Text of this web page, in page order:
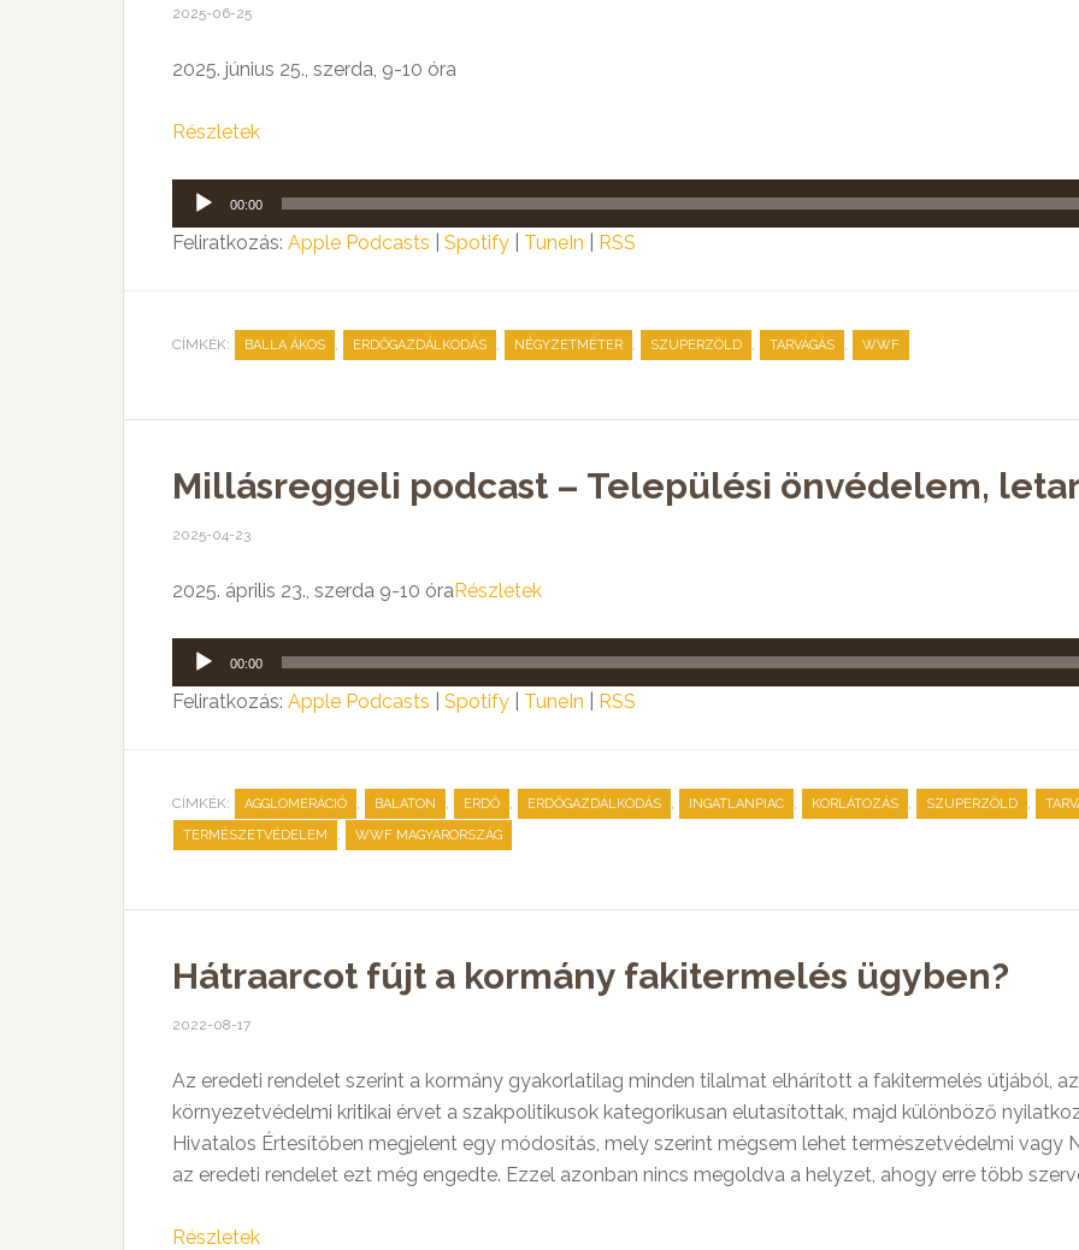
2025-06-25
2025. június 25., szerda, 9-10 óra
Részletek
Audió
lejátszó
00:00
Feliratkozás: Apple Podcasts Spotify TuneIn RSS
CÍMKÉK: BALLA ÁKOS , ERDŐGAZDÁLKODÁS , NÉGYZETMÉTER , SZUPERZÖLD , TARVÁGÁS , WWF
Millásreggeli podcast – Települési önvédelem,
2025-04-23
2025. április 23., szerda 9-10 óraRészletek
Audió
lejátszó
00:00
Feliratkozás: Apple Podcasts Spotify TuneIn RSS
CÍMKÉK: AGGLOMERÁCIÓ , BALATON , ERDŐ , ERDŐGAZDÁLKODÁS , INGATLANPIAC , KORLÁTOZÁS , SZUPERZÖLD ,
TERMÉSZETVÉDELEM , WWF MAGYARORSZÁG
Hátraarcot fújt a kormány fakitermelés ügyben?
2022-08-17
Az eredeti rendelet szerint a kormány gyakorlatilag minden tilalmat elhárított a fakitermelés útjából,
környezetvédelmi kritikai érvet a szakpolitikusok kategorikusan elutasítottak, majd különböző
Hivatalos Értesítőben megjelent egy módosítás, mely szerint mégsem lehet természetvédelmi vagy
az eredeti rendelet ezt még engedte. Ezzel azonban nincs megoldva a helyzet, ahogy erre több
Részletek